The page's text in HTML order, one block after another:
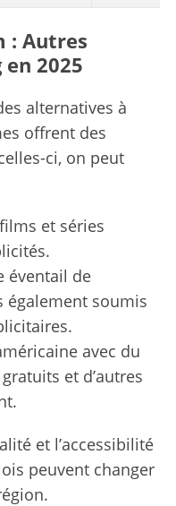
: Autres
2025
alternatives à
offrent des
ci, on peut
et séries
éventail de
également soumis
avec du
et d’autres
et l’accessibilité
peuvent changer